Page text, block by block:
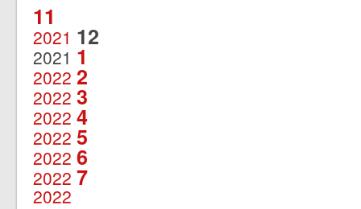
11
2021 12
2021 1
2022 2
2022 3
2022 4
2022 5
2022 6
2022 7
2022